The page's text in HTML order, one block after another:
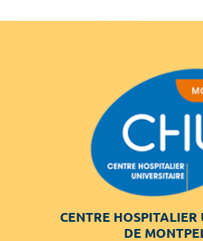
CENTRE HOSPITALIER
DE